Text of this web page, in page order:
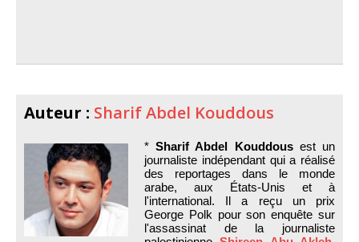
Auteur : Sharif Abdel Kouddous
*Sharif Abdel Kouddousest un
journaliste indépendant qui a réalisé
des reportages dans le monde
arabe, aux États-Unis et à
l'international. Il a reçu un prix
George Polk pour son enquête sur
l'assassinat de la journaliste